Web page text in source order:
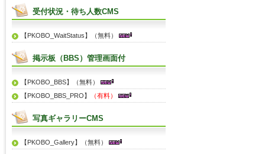
受付状況・待ち人数CMS
【PKOBO_WaitStatus】（無料）
掲示板（BBS）管理画面付
【PKOBO_BBS】（無料）
【PKOBO_BBS_PRO】
（有料）
写真ギャラリーCMS
【PKOBO_Gallery】（無料）